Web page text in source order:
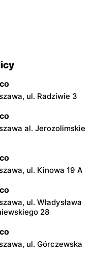
ul. Radziwie 3
al. Jerozolimskie
ul. Kinowa 19 A
ul. Władysława
28
ul. Górczewska